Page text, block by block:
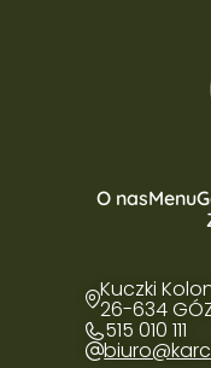
O nasMenu
Kuczki
26-634
515 010 111